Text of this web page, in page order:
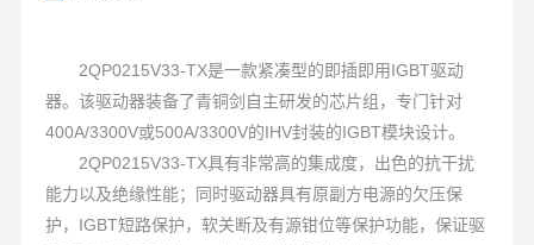
2QP0215V33-TX是一款紧凑型的即插即用IGBT驱动
器。该驱动器装备了青铜剑自主研发的芯片组，专门针对
400A/3300V或500A/3300V的IHV封装的IGBT模块设计。
2QP0215V33-TX具有非常高的集成度，出色的抗干扰
能力以及绝缘性能；同时驱动器具有原副方电源的欠压保
护，IGBT短路保护，软关断及有源钳位等保护功能，保证驱